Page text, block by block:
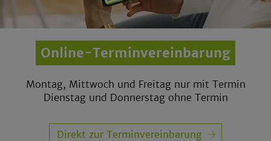
Online-Terminvereinbarung
Montag, Mittwoch und Freitag nur mit Termin
Dienstag und Donnerstag ohne Termin
Direkt zur Terminvereinbarung
Das Rathaus in Lindlar